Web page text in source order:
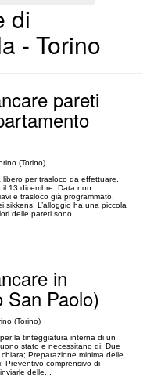
di
- Torino
pareti
(Torino)
per trasloco da effettuare.
il 13 dicembre. Data non
e trasloco già programmato.
L’alloggio ha una piccola
delle pareti sono...
in
San Paolo)
(Torino)
la tinteggiatura interna di un
stato e necessitano di: Due
Preparazione minima delle
Preventivo comprensivo di
delle...